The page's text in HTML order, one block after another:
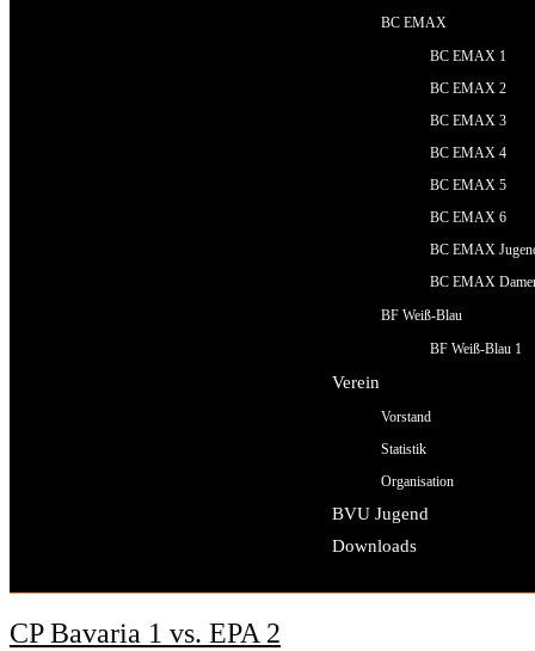
BC EMAX
BC EMAX 1
BC EMAX 2
BC EMAX 3
BC EMAX 4
BC EMAX 5
BC EMAX 6
BC EMAX
BC EMAX
BF Weiß-Blau
BF Weiß-Blau 1
Verein
Vorstand
Statistik
Organisation
BVU Jugend
Downloads
CP Bavaria 1 vs. EPA 2